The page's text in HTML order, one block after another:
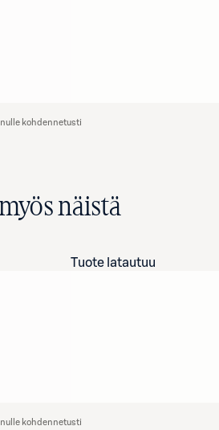
kohdennetusti
näistä
Tuote latautuu
kohdennetusti